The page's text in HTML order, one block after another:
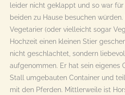
leider nicht geklappt und so war
beiden zu Hause besuchen
Vegetarier (oder vielleicht sogar
Hochzeit einen kleinen Stier
nicht geschlachtet, sondern
aufgenommen. Er hat sein eigenes
Stall umgebauten Container und
mit den Pferden. Mittlerweile ist